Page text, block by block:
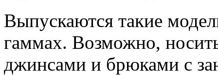
Выпускаются такие
гаммах. Возможно,
джинсами и брюками с